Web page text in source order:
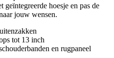
geïntegreerde hoesje en pas de
jouw wensen.
tot 13 inch
en rugpaneel